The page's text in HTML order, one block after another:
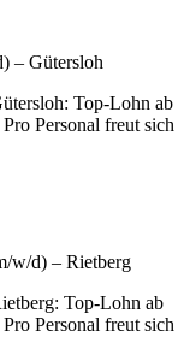
– Gütersloh
Top-Lohn ab
Personal freut sich
w/d) – Rietberg
Top-Lohn ab
Personal freut sich